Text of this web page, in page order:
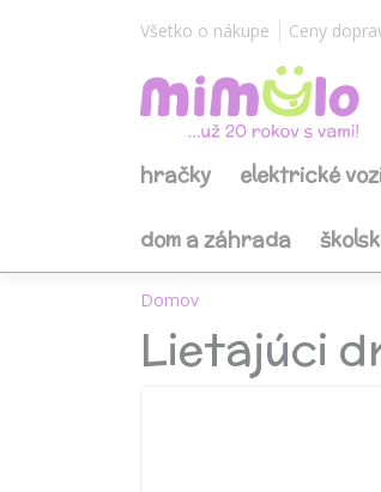
Všetko o nákupe Ceny
hračky elektrické
dom a záhrada
Domov
Lietajúci